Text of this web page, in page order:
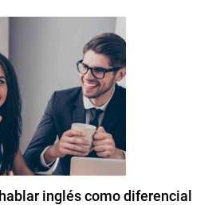
inglés como diferencial